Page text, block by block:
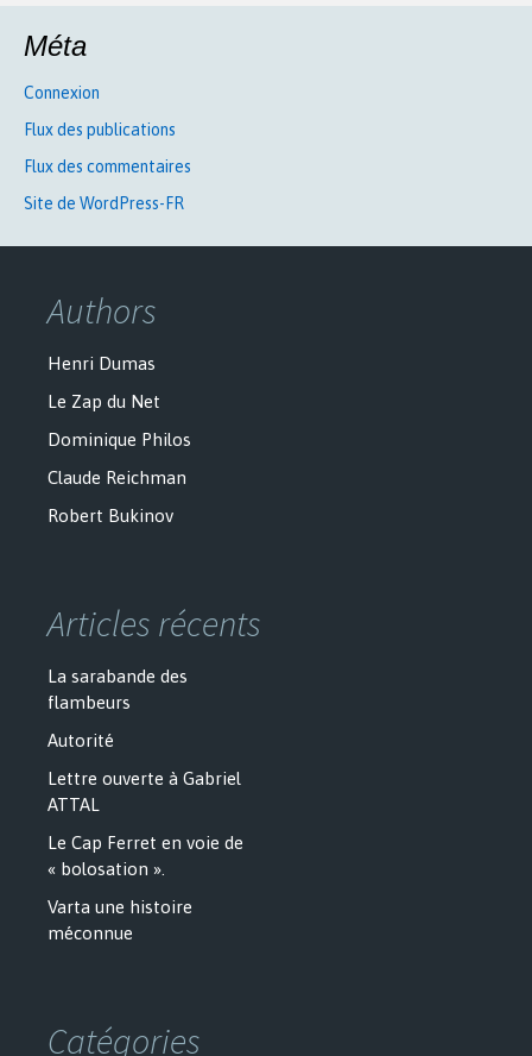
Méta
Connexion
Flux des publications
Flux des commentaires
Site de WordPress-FR
Authors
Henri Dumas
Le Zap du Net
Dominique Philos
Claude Reichman
Robert Bukinov
Articles récents
La sarabande des
flambeurs
Autorité
Lettre ouverte à Gabriel
ATTAL
Le Cap Ferret en voie de
« bolosation ».
Varta une histoire
méconnue
Catégories